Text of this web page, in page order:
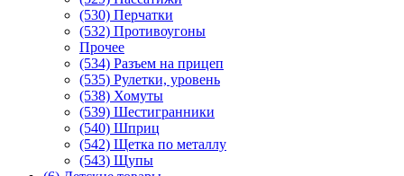
(530) Перчатки
(532) Противоугоны
Прочее
(534) Разъем на прицеп
(535) Рулетки, уровень
(538) Хомуты
(539) Шестигранники
(540) Шприц
(542) Щетка по металлу
(543) Щупы